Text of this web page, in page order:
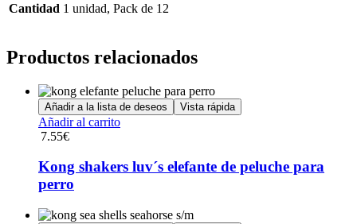
Cantidad 1 unidad, Pack de 12
Productos relacionados
Añadir a la lista de deseos Vista rápida
Añadir al carrito
7.55€
Kong shakers luv´s elefante de peluche para
perro